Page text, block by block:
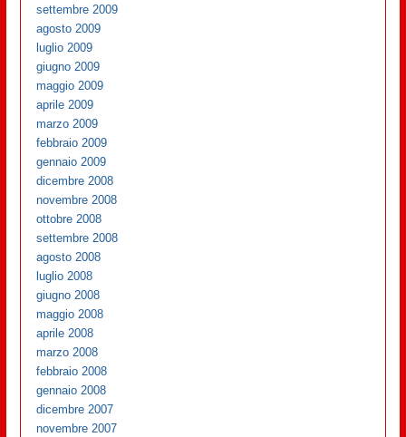
settembre 2009
agosto 2009
luglio 2009
giugno 2009
maggio 2009
aprile 2009
marzo 2009
febbraio 2009
gennaio 2009
dicembre 2008
novembre 2008
ottobre 2008
settembre 2008
agosto 2008
luglio 2008
giugno 2008
maggio 2008
aprile 2008
marzo 2008
febbraio 2008
gennaio 2008
dicembre 2007
novembre 2007